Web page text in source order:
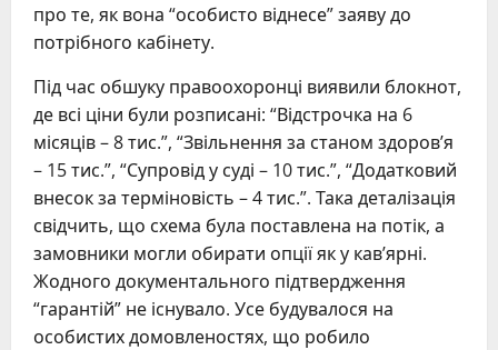
про те, як вона “особисто віднесе” заяву до
потрібного кабінету.
Під час обшуку правоохоронці виявили блокнот,
де всі ціни були розписані: “Відстрочка на 6
місяців – 8 тис.”, “Звільнення за станом здоров’я
– 15 тис.”, “Супровід у суді – 10 тис.”, “Додатковий
внесок за терміновість – 4 тис.”. Така деталізація
свідчить, що схема була поставлена на потік, а
замовники могли обирати опції як у кав’ярні.
Жодного документального підтвердження
“гарантій” не існувало. Усе будувалося на
особистих домовленостях, що робило